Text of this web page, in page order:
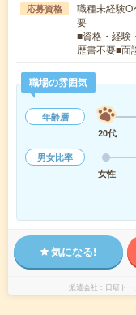
応募資格
職種未経験
要
■資格・経験
歴書不要■面
職場の雰囲気
年齢層
20代
男女比率
女性
気になる!
派遣会社 日研ト